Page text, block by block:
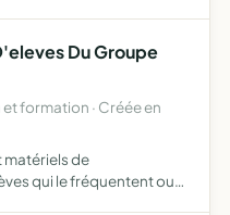
Du Groupe
formation · Créée en
matériels de
qui le fréquentent ou